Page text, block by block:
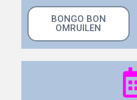
BONGO BON
OMRUILEN